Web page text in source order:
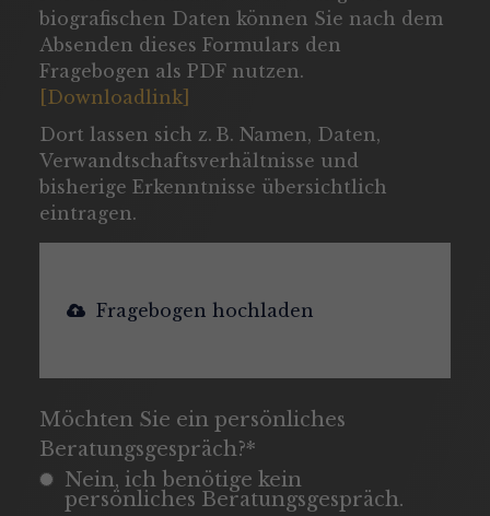
biografischen Daten können Sie nach dem
Absenden dieses Formulars den
Fragebogen als PDF nutzen.
[Downloadlink]
Dort lassen sich z. B. Namen, Daten,
Verwandtschaftsverhältnisse und
bisherige Erkenntnisse übersichtlich
eintragen.
Fragebogen hochladen
Möchten Sie ein persönliches
Beratungsgespräch?*
Nein, ich benötige kein
persönliches Beratungsgespräch.